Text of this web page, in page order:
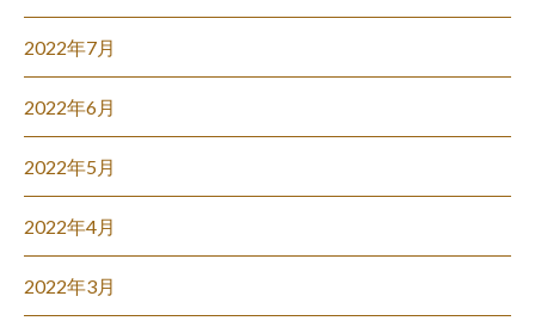
2022年7月
2022年6月
2022年5月
2022年4月
2022年3月